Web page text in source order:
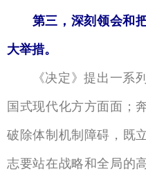
第三，深刻领会和
大举措。
《决定》提出一系
国式现代化方方面面；
破除体制机制障碍，既
志要站在战略和全局的